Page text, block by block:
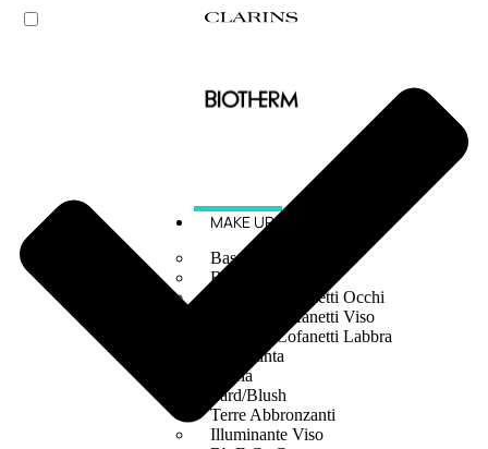
MAKE UP
Base/ Primer Occhi
Base/ Primer Viso
Palette E Cofanetti Occhi
Palette E Cofanetti Viso
Palette E Cofanetti Labbra
Fondotinta
Cipria
Fard/Blush
Terre Abbronzanti
Illuminante Viso